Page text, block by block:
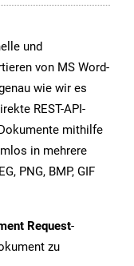
und
von MS Word-
wie wir es
REST-API-
mithilfe
in mehrere
PNG, BMP, GIF
Request-
zu